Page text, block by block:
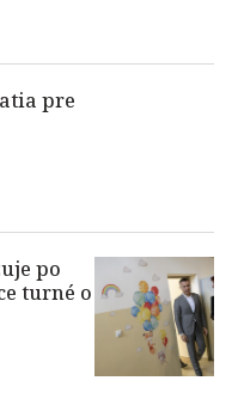
pre
po
turné o